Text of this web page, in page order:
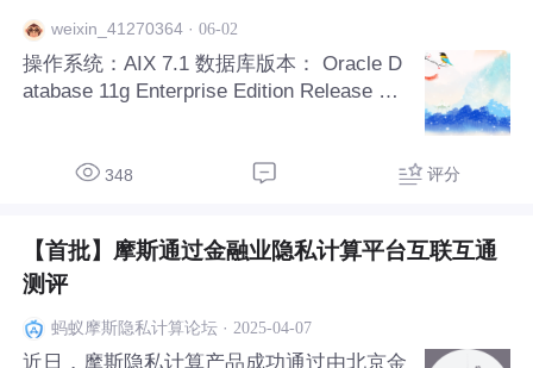
weixin_41270364· 06-02
操作系统：AIX 7.1 数据库版本： Oracle D
atabase 11g Enterprise Edition Release 11.
348 评分
【首批】摩斯通过金融业隐私计算平台互联互通
测评
蚂蚁摩斯隐私计算论坛· 2025-04-07
近日，摩斯隐私计算产品成功通过由北京金